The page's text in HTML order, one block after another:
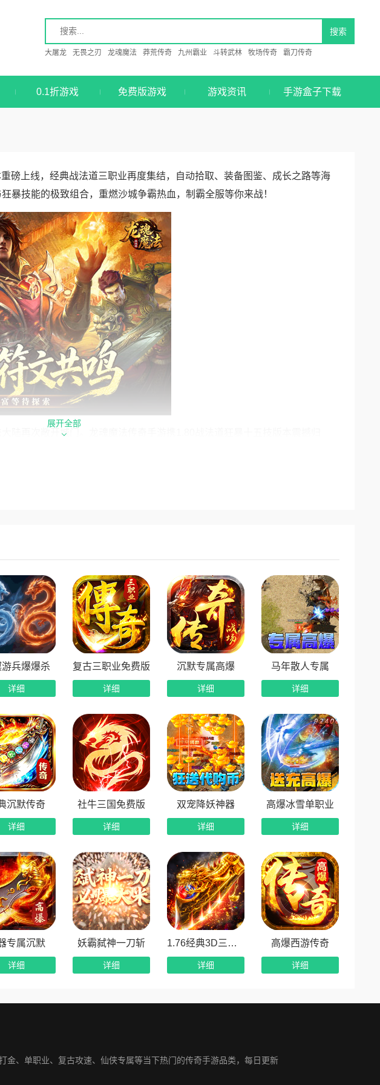
大屠龙 无畏之刃 龙魂魔法 莽荒传奇 九州霸业 斗转武林 牧场传奇 霸刀传奇
0.1折游戏 免费版游戏 游戏资讯 手游盒子下载
磅上线，经典战法道三职业再度集结，自动拾取、装备图鉴、成长之路等海
暴技能的极致组合，重燃沙城争霸热血，制霸全服等你来战！
陆再次敞开城门。龙魂魔法传奇手游携1.80战法道狂暴十五技版本震撼归
。龙魂魔法为所有兄弟准备了丰厚的版本福利。上线即可享受自动拾取、自
战斗之中。装备图鉴系统让每一件装备都有其价值，提交激活即可获取大量
更是资源拉满，跟随指引完成任务，就能快速积累起步资本，缩短与顶尖战
动持续放送，让零氪和微氪玩家也能找到自己的节奏。
还是想在沙城之巅留下自己的名字，这里都有你的一席之地。
开放下载。直接通过官方渠道或各大应用商店搜索“龙魂魔法”即可安装。建议
全与福利完整。安装完成后，选择战法道任意职业进入游戏，领取开荒礼
，然后叫上曾经的兄弟，一起加入行会，向着沙巴克发起冲击。
所有传奇爱好者摆好了擂台，沙城王座虚位以待。你，敢来赴约吗？
展开全部
兵爆爆杀
详细
复古三职业免费版
详细
沉默专属高爆
详细
马年散人专属
详细
沉默传奇
详细
社牛三国免费版
详细
双宠降妖神器
详细
高爆冰雪单职业
详细
专属沉默
详细
妖霸弑神一刀斩
详细
1.76经典3D三职业
详细
高爆西游传奇
详细
、单职业、复古攻速、仙侠专属等当下热门的传奇手游品类，每日更新